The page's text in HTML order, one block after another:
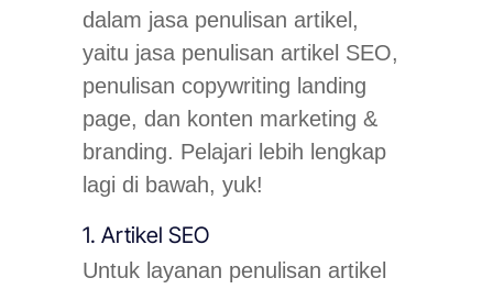
dalam jasa penulisan artikel,
yaitu jasa penulisan artikel SEO,
penulisan copywriting landing
page, dan konten marketing &
branding. Pelajari lebih lengkap
lagi di bawah, yuk!
1. Artikel SEO
Untuk layanan penulisan artikel